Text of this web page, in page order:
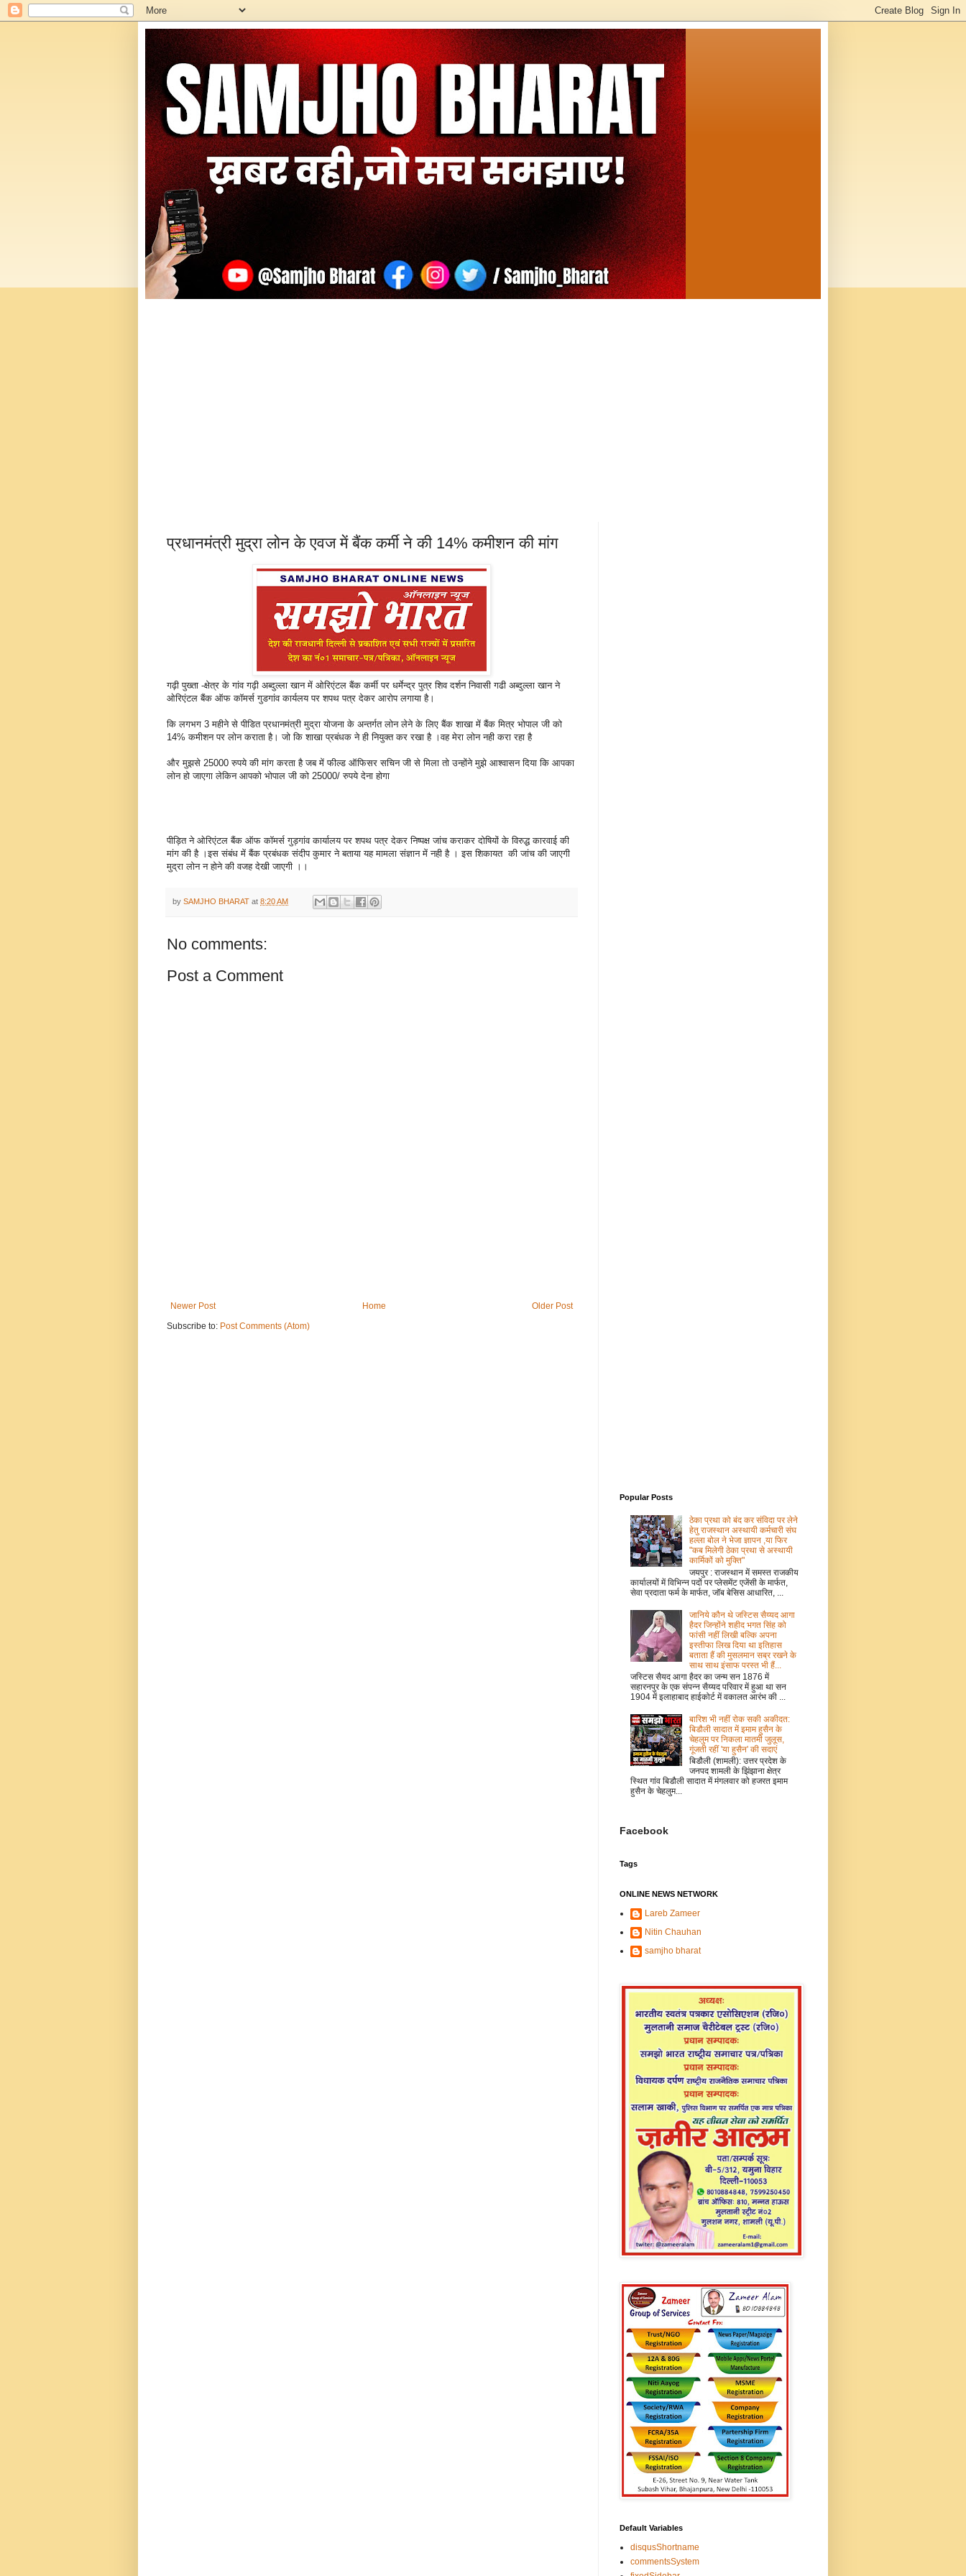
प्रधानमंत्री मुद्रा लोन के एवज में बैंक कर्मी ने की 14% कमीशन की मांग
गढ़ी पुख्ता -क्षेत्र के गांव गढ़ी अब्दुल्ला खान में ओरिएंटल बैंक कर्मी पर धर्मेन्द्र पुत्र शिव दर्शन निवासी गढी अब्दुल्ला खान ने
ओरिएंटल बैंक ऑफ कॉमर्स गुडगांव कार्यलय पर शपथ पत्र देकर आरोप लगाया है।
कि लगभग 3 महीने से पीडित प्रधानमंत्री मुद्रा योजना के अन्तर्गत लोन लेने के लिए बैंक शाखा में बैंक मित्र भोपाल जी को
14% कमीशन पर लोन कराता है। जो कि शाखा प्रबंधक ने ही नियुक्त कर रखा है ।वह मेरा लोन नही करा रहा है
और मुझसे 25000 रुपये की मांग करता है जब में फील्ड ऑफिसर सचिन जी से मिला तो उन्होंने मुझे आश्वासन दिया कि आपका
लोन हो जाएगा लेकिन आपको भोपाल जी को 25000/ रुपये देना होगा
पीड़ित ने ओरिएंटल बैंक ऑफ कॉमर्स गुड़गांव कार्यालय पर शपथ पत्र देकर निष्पक्ष जांच कराकर दोषियों के विरुद्ध कारवाई की
मांग की है ।इस संबंध में बैंक प्रबंधक संदीप कुमार ने बताया यह मामला संज्ञान में नही है । इस शिकायत की जांच की जाएगी
मुद्रा लोन न होने की वजह देखी जाएगी ।।
by SAMJHO BHARAT at 8:20 AM
No comments:
Post a Comment
Newer Post Older Post
Home
Subscribe to: Post Comments (Atom)
Popular Posts
ठेका प्रथा को बंद कर संविदा पर लेने
हेतु राजस्थान अस्थायी कर्मचारी संघ
हल्ला बोल ने भेजा ज्ञापन ,या फिर
"कब मिलेगी ठेका प्रथा से अस्थायी
कार्मिकों को मुक्ति"
जयपुर : राजस्थान में समस्त राजकीय
कार्यालयों में विभिन्न पदों पर प्लेसमेंट एजेंसी के मार्फत,
सेवा प्रदाता फर्म के मार्फत, जॉब बेसिस आधारित, ...
जानिये कौन थे जस्टिस सैय्यद आगा
हैदर जिन्होंने शहीद भगत सिंह को
फांसी नहीं लिखी बल्कि अपना
इस्तीफा लिख दिया था इतिहास
बताता हैं की मुसलमान सब्र रखने के
साथ साथ इंसाफ परस्त भी हैं...
जस्टिस सैयद आगा हैदर का जन्म सन 1876 में
सहारनपुर के एक संपन्न सैय्यद परिवार में हुआ था सन
1904 में इलाहाबाद हाईकोर्ट में वकालत आरंभ की ...
बारिश भी नहीं रोक सकी अकीदत:
बिडौली सादात में इमाम हुसैन के
चेहलुम पर निकला मातमी जुलूस,
गूंजती रहीं 'या हुसैन' की सदाएं
बिडौली (शामली): उत्तर प्रदेश के
जनपद शामली के झिंझाना क्षेत्र
स्थित गांव बिडौली सादात में मंगलवार को हजरत इमाम
हुसैन के चेहलुम...
Facebook
Tags
ONLINE NEWS NETWORK
Lareb Zameer
Nitin Chauhan
samjho bharat
Default Variables
disqusShortname
commentsSystem